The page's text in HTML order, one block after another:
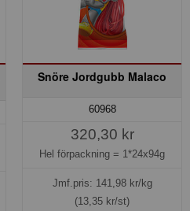
Snöre Jordgubb Malaco
60968
320,30 kr
Hel förpackning = 1*24x94g
Jmf.pris: 141,98kr/kg
(13,35 kr/st)